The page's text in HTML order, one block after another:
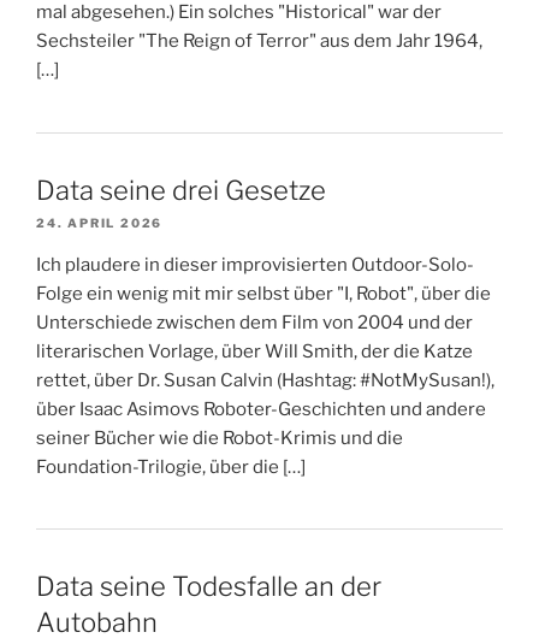
mal abgesehen.) Ein solches "Historical" war der
Sechsteiler "The Reign of Terror" aus dem Jahr 1964,
[…]
Data seine drei Gesetze
24. APRIL 2026
Ich plaudere in dieser improvisierten Outdoor-Solo-
Folge ein wenig mit mir selbst über "I, Robot", über die
Unterschiede zwischen dem Film von 2004 und der
literarischen Vorlage, über Will Smith, der die Katze
rettet, über Dr. Susan Calvin (Hashtag: #NotMySusan!),
über Isaac Asimovs Roboter-Geschichten und andere
seiner Bücher wie die Robot-Krimis und die
Foundation-Trilogie, über die […]
Data seine Todesfalle an der
Autobahn